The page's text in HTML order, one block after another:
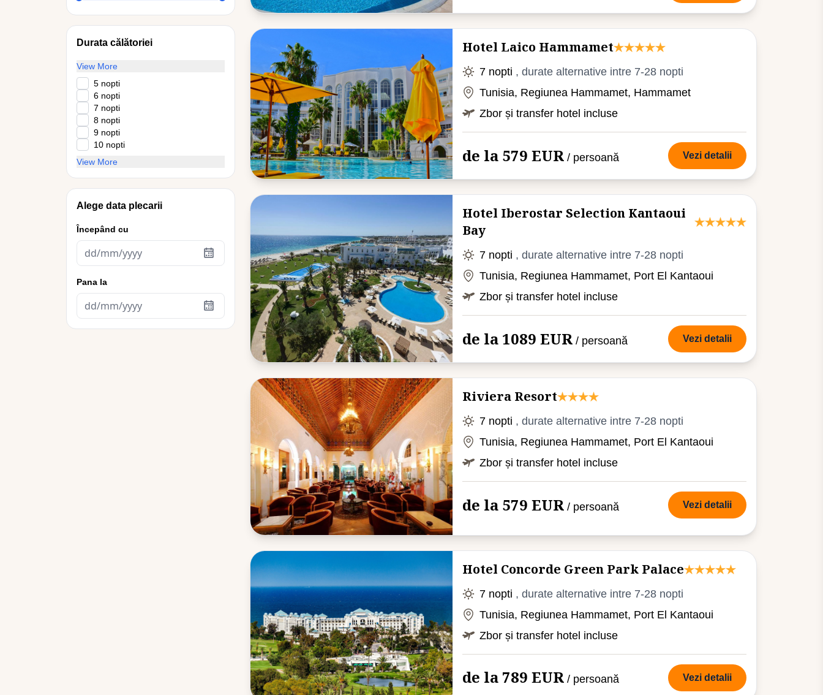
Durata călătoriei
View More
5 nopti
6 nopti
7 nopti
8 nopti
9 nopti
10 nopti
View More
Alege data plecarii
Începând cu
Pana la
Hotel Laico Hammamet
7 nopti , durate alternative intre 7-28 nopti
Tunisia, Regiunea Hammamet, Hammamet
Zbor și transfer hotel incluse
de la 579 EUR / persoană Vezi detalii
Hotel Iberostar Selection Kantaoui
Bay
7 nopti , durate alternative intre 7-28 nopti
Tunisia, Regiunea Hammamet, Port El Kantaoui
Zbor și transfer hotel incluse
de la 1089 EUR / persoană Vezi detalii
Riviera Resort
7 nopti , durate alternative intre 7-28 nopti
Tunisia, Regiunea Hammamet, Port El Kantaoui
Zbor și transfer hotel incluse
de la 579 EUR / persoană Vezi detalii
Hotel Concorde Green Park Palace
7 nopti , durate alternative intre 7-28 nopti
Tunisia, Regiunea Hammamet, Port El Kantaoui
Zbor și transfer hotel incluse
de la 789 EUR / persoană Vezi detalii